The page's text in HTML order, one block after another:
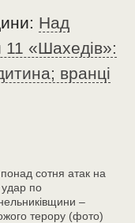
Над
«Шахедів»:
вранці
сотня атак на
по
–
терору (фото)